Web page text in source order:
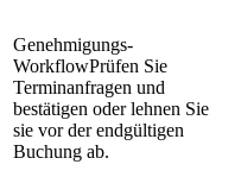
Genehmigungs-
WorkflowPrüfen Sie
Terminanfragen und
bestätigen oder lehnen Sie
sie vor der endgültigen
Buchung ab.